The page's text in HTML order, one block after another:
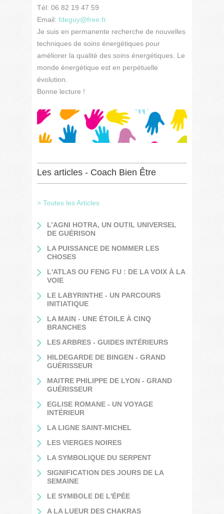
Tél: 06 82 19 47 59
Email: fdeguy@free.fr
Je suis en permanente recherche de nouvelles
techniques de soins énergétiques pour
améliorer la qualité des soins énergétiques. Le
monde énergétique est en perpétuelle
évolution.
Bonne lecture !
Les articles - Coach Bien Être
> Toutes les Articles
L’AGNI HOTRA, UN OUTIL UNIVERSEL
DE GUÉRISON
LA PUISSANCE DE NOMMER LES
CHOSES
L'ATLAS OU FENG FU : DE LA VOIX À LA
VOIE
LE LABYRINTHE - UN PARCOURS
INITIATIQUE
LA MAIN - UNE ÉTOILE À CINQ
BRANCHES
LES ARBRES - GUIDES INTÉRIEURS
HILDEGARDE DE BINGEN - GRAND
GUÉRISSEUR
MAITRE PHILIPPE DE LYON - GRAND
GUÉRISSEUR
EGLISE ROMANE - UN VOYAGE
INTÉRIEUR
LA LIGNE SAINT-MICHEL
LES VIERGES NOIRES
LA SYMBOLIQUE DU SERPENT
SIGNIFICATION DES JOURS DE LA
SEMAINE
LE SYMBOLE DE L'ÉPÉE
A LA LUEUR DES CHAKRAS